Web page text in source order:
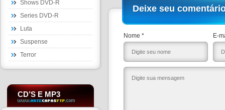
Shows DVD-R
Series DVD-R
Luta
Suspense
Terror
CD’S E MP3
Deixe seu
Nome * E-